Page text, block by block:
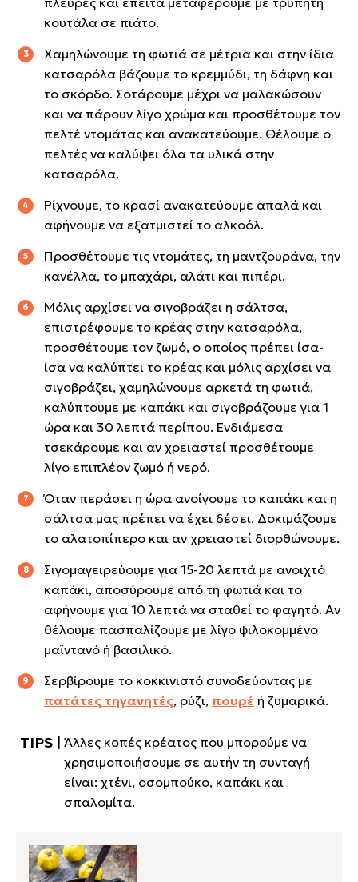
κουτάλα σε πιάτο.
Χαμηλώνουμε τη φωτιά σε μέτρια και στην ίδια
κατσαρόλα βάζουμε το κρεμμύδι, τη δάφνη και
το σκόρδο. Σοτάρουμε μέχρι να μαλακώσουν
και να πάρουν λίγο χρώμα και προσθέτουμε τον
πελτέ ντομάτας και ανακατεύουμε. Θέλουμε ο
πελτές να καλύψει όλα τα υλικά στην
κατσαρόλα.
Ρίχνουμε, το κρασί ανακατεύουμε απαλά και
αφήνουμε να εξατμιστεί το αλκοόλ.
Προσθέτουμε τις ντομάτες, τη μαντζουράνα, την
κανέλλα, το μπαχάρι, αλάτι και πιπέρι.
Μόλις αρχίσει να σιγοβράζει η σάλτσα,
επιστρέφουμε το κρέας στην κατσαρόλα,
προσθέτουμε τον ζωμό, ο οποίος πρέπει ίσα-
ίσα να καλύπτει το κρέας και μόλις αρχίσει να
σιγοβράζει, χαμηλώνουμε αρκετά τη φωτιά,
καλύπτουμε με καπάκι και σιγοβράζουμε για 1
ώρα και 30 λεπτά περίπου. Ενδιάμεσα
τσεκάρουμε και αν χρειαστεί προσθέτουμε
λίγο επιπλέον ζωμό ή νερό.
Όταν περάσει η ώρα ανοίγουμε το καπάκι και η
σάλτσα μας πρέπει να έχει δέσει. Δοκιμάζουμε
το αλατοπίπερο και αν χρειαστεί διορθώνουμε.
Σιγομαγειρεύουμε για 15-20 λεπτά με ανοιχτό
καπάκι, αποσύρουμε από τη φωτιά και το
αφήνουμε για 10 λεπτά να σταθεί το φαγητό. Αν
θέλουμε πασπαλίζουμε με λίγο ψιλοκομμένο
μαϊντανό ή βασιλικό.
Σερβίρουμε το κοκκινιστό συνοδεύοντας με
πατάτες τηγανητές, ρύζι, πουρέ ή ζυμαρικά.
Άλλες κοπές κρέατος που μπορούμε να
χρησιμοποιήσουμε σε αυτήν τη συνταγή
είναι: χτένι, οσομπούκο, καπάκι και
σπαλομίτα.